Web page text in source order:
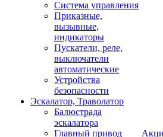
Система управления
Приказные,
вызывные,
индикаторы
Пускатели, реле,
выключатели
автоматические
Устройства
безопасности
Эскалатор, Траволатор
Балюстрада
эскалатора
Главный привод